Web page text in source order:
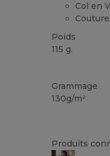
Col en
Poids
115 g.
Grammage
130g/m²
Produits